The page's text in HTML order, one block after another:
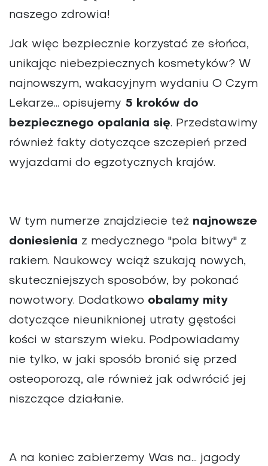
naszego zdrowia!
Jak więc bezpiecznie korzystać ze słońca,
unikając niebezpiecznych kosmetyków? W
najnowszym, wakacyjnym wydaniu O Czym
Lekarze... opisujemy 5 kroków do
bezpiecznego opalania się. Przedstawimy
również fakty dotyczące szczepień przed
wyjazdami do egzotycznych krajów.
W tym numerze znajdziecie też najnowsze
doniesienia z medycznego "pola bitwy" z
rakiem. Naukowcy wciąż szukają nowych,
skuteczniejszych sposobów, by pokonać
nowotwory. Dodatkowo obalamy mity
dotyczące nieuniknionej utraty gęstości
kości w starszym wieku. Podpowiadamy
nie tylko, w jaki sposób bronić się przed
osteoporozą, ale również jak odwrócić jej
niszczące działanie.
A na koniec zabierzemy Was na... jagody